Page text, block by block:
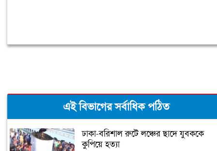
এই বিভাগের সর্বাধিক পঠিত
ঢাকা-বরিশাল রুটে লঞ্চের ছাদে যুবককে
কুপিয়ে হত্যা